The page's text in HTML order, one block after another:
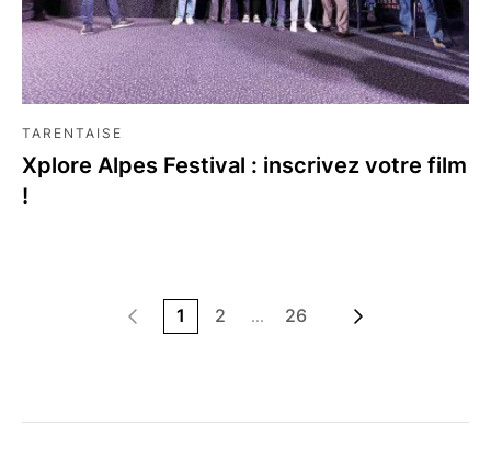
TARENTAISE
Xplore Alpes Festival : inscrivez votre film
!
1 2 ... 26